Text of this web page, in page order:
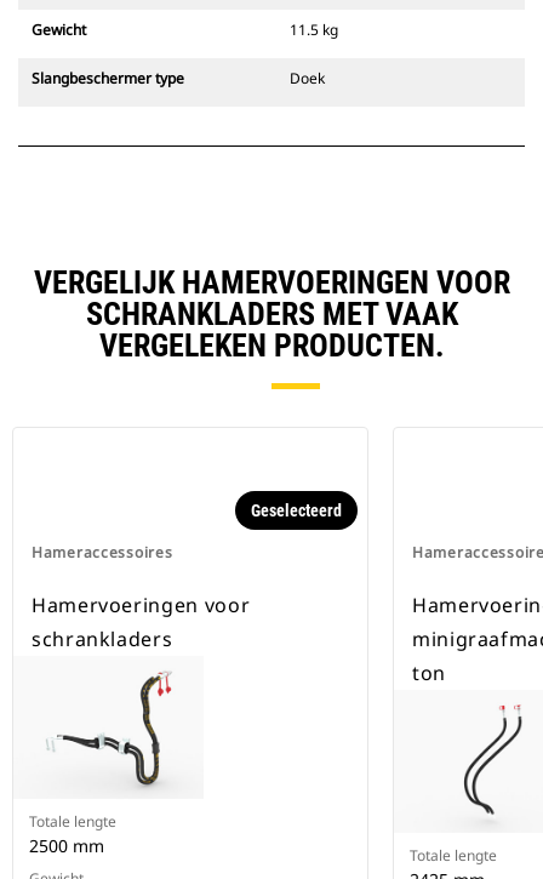
Gewicht 11.5 kg
Slangbeschermer type Doek
VERGELIJK HAMERVOERINGEN VOOR
SCHRANKLADERS MET VAAK
VERGELEKEN PRODUCTEN.
Hameraccessoires
Geselecteerd
Hamervoeringen voor
schrankladers
Totale lengte
2500 mm
ton
Totale lengte